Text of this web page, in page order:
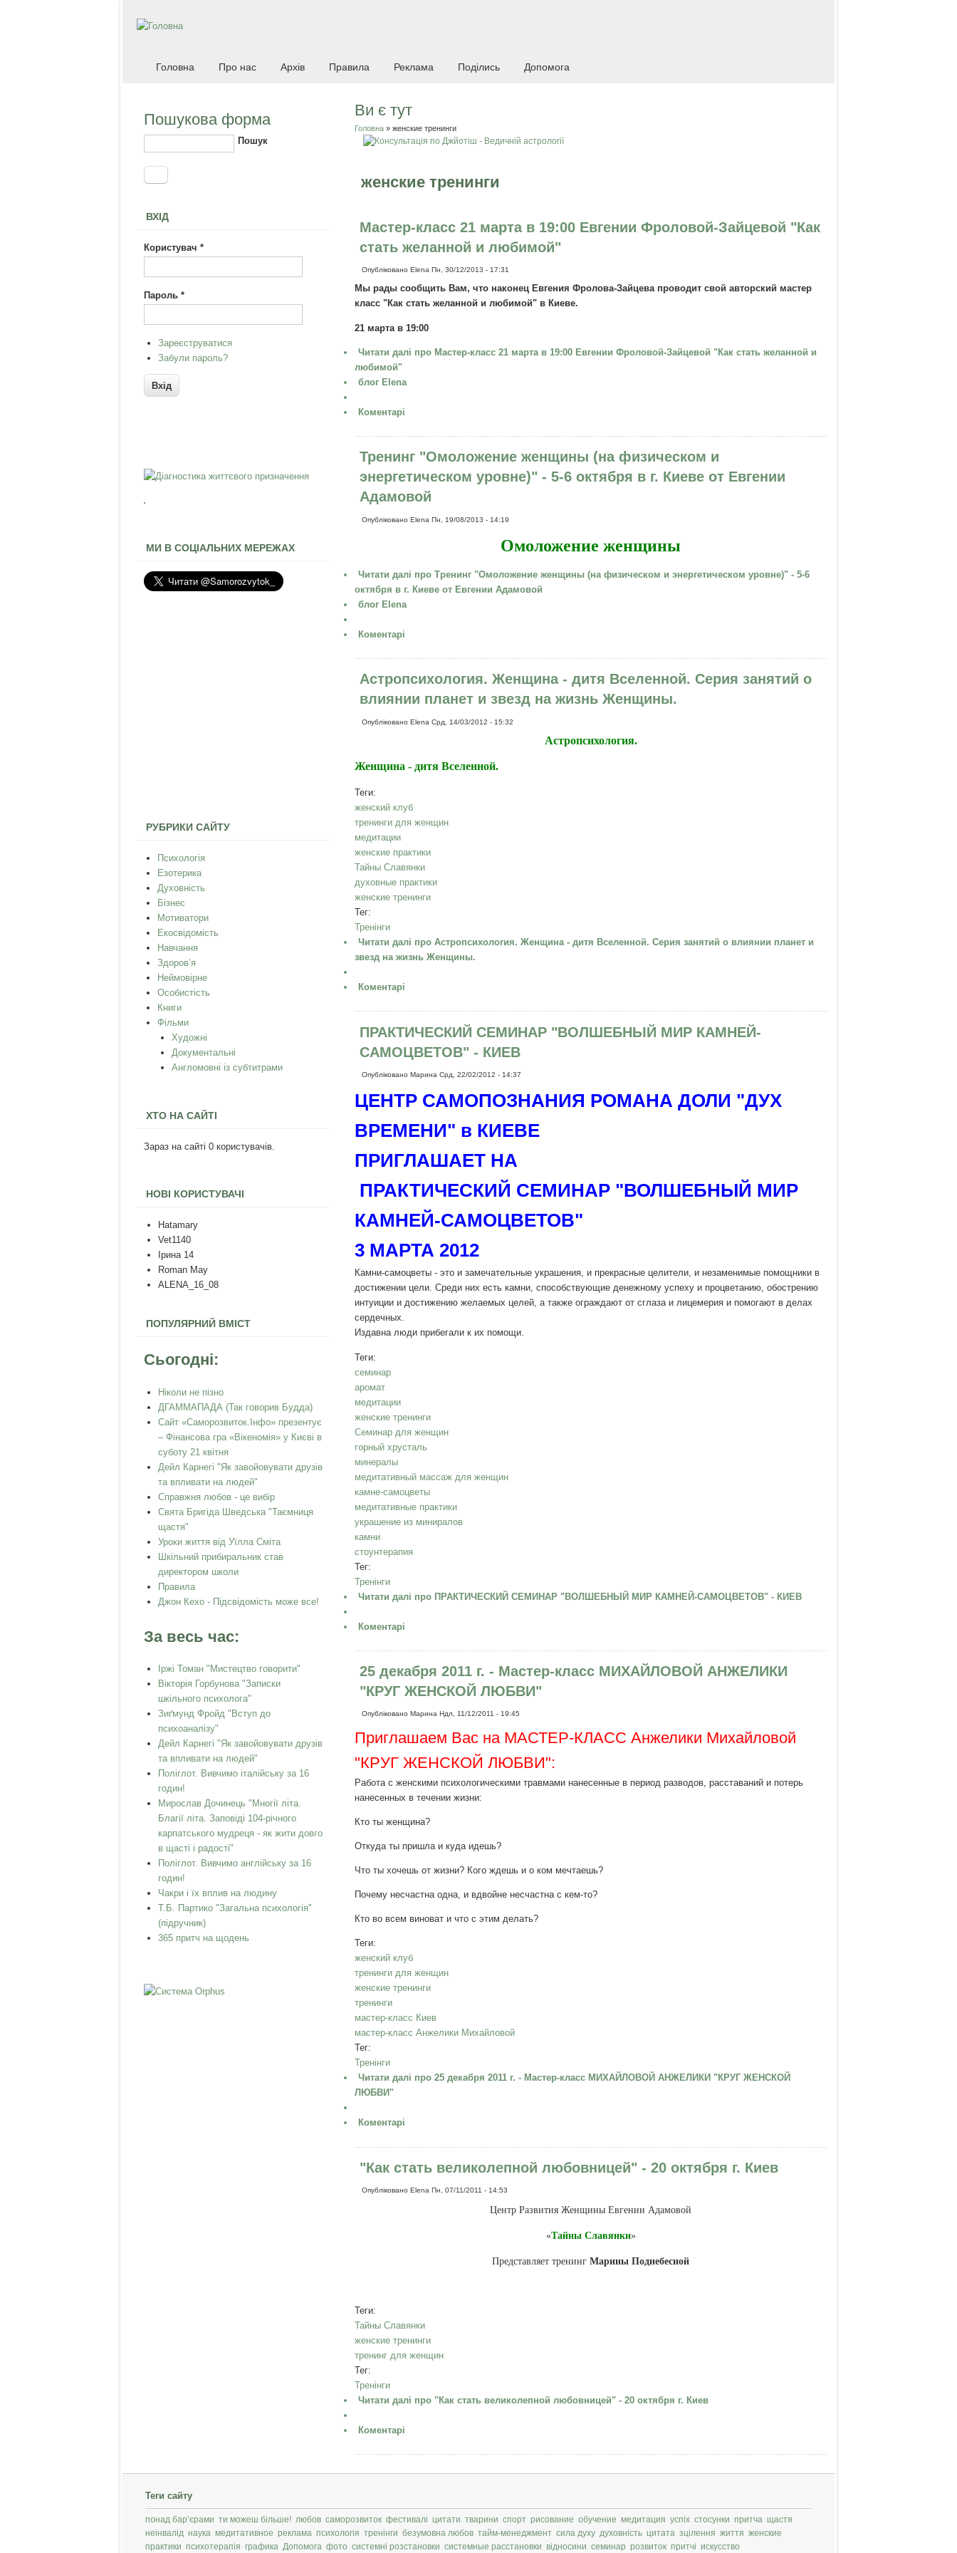
Головна Про нас Архів Правила Реклама Поділись Допомога
Ви є тут
Головна» женские тренинги
женские тренинги
Мастер-класс 21 марта в 19:00 Евгении Фроловой-Зайцевой "Как
стать желанной и любимой"
ОпублікованоElena Пн, 30/12/2013 - 17:31
Мы рады сообщить Вам, что наконец Евгения Фролова-Зайцева проводит свой авторский мастер
класс "Как стать желанной и любимой" в Киеве.
21 марта в 19:00
Читати далі про Мастер-класс 21 марта в 19:00 Евгении Фроловой-Зайцевой "Как стать желанной и
любимой"
блог Elena
Коментарі
Тренинг "Омоложение женщины (на физическом и
энергетическом уровне)" - 5-6 октября в г. Киеве от Евгении
Адамовой
ОпублікованоElena Пн, 19/08/2013 - 14:19
Омоложение женщины
Читати далі про Тренинг "Омоложение женщины (на физическом и энергетическом уровне)" - 5-6
октября в г. Киеве от Евгении Адамовой
блог Elena
Коментарі
Астропсихология. Женщина - дитя Вселенной. Серия занятий о
влиянии планет и звезд на жизнь Женщины.
ОпублікованоElena Срд, 14/03/2012 - 15:32
Астропсихология.
Женщина - дитя Вселенной.
Теги:
женский клуб
тренинги для женщин
медитации
женские практики
Тайны Славянки
духовные практики
женские тренинги
Тег:
Тренінги
Читати далі про Астропсихология. Женщина - дитя Вселенной. Серия занятий о влиянии планет и
звезд на жизнь Женщины.
Коментарі
ПРАКТИЧЕСКИЙ СЕМИНАР "ВОЛШЕБНЫЙ МИР КАМНЕЙ-
САМОЦВЕТОВ" - КИЕВ
ОпублікованоМарина Срд, 22/02/2012 - 14:37
ЦЕНТР САМОПОЗНАНИЯ РОМАНА ДОЛИ "ДУХ
ВРЕМЕНИ" в КИЕВЕ
ПРИГЛАШАЕТ НА
ПРАКТИЧЕСКИЙ СЕМИНАР "ВОЛШЕБНЫЙ МИР
КАМНЕЙ-САМОЦВЕТОВ"
3 МАРТА 2012
Камни-самоцветы - это и замечательные украшения, и прекрасные целители, и незаменимые помощники в
достижении цели. Среди них есть камни, способствующие денежному успеху и процветанию, обострению
интуиции и достижению желаемых целей, а также ограждают от сглаза и лицемерия и помогают в делах
сердечных.
Издавна люди прибегали к их помощи.
Теги:
семинар
аромат
медитации
женские тренинги
Семинар для женщин
горный хрусталь
минералы
медитативный массаж для женщин
камне-самоцветы
медитативные практики
украшение из миниралов
камни
стоунтерапия
Тег:
Тренінги
Читати далі про ПРАКТИЧЕСКИЙ СЕМИНАР "ВОЛШЕБНЫЙ МИР КАМНЕЙ-САМОЦВЕТОВ" - КИЕВ
Коментарі
25 декабря 2011 г. - Мастер-класс МИХАЙЛОВОЙ АНЖЕЛИКИ
"КРУГ ЖЕНСКОЙ ЛЮБВИ"
Опубліковано Марина Ндл, 11/12/2011 - 19:45
Приглашаем Вас на МАСТЕР-КЛАСС Анжелики Михайловой
"КРУГ ЖЕНСКОЙ ЛЮБВИ":
Работа с женскими психологическими травмами нанесенные в период разводов, расставаний и потерь
нанесенных в течении жизни:
Кто ты женщина?
Откуда ты пришла и куда идешь?
Что ты хочешь от жизни? Кого ждешь и о ком мечтаешь?
Почему несчастна одна, и вдвойне несчастна с кем-то?
Кто во всем виноват и что с этим делать?
Теги:
женский клуб
тренинги для женщин
женские тренинги
тренинги
мастер-класс Киев
мастер-класс Анжелики Михайловой
Тег:
Тренінги
Читати далі про 25 декабря 2011 г. - Мастер-класс МИХАЙЛОВОЙ АНЖЕЛИКИ "КРУГ ЖЕНСКОЙ
ЛЮБВИ"
Коментарі
"Как стать великолепной любовницей" - 20 октября г. Киев
ОпублікованоElena Пн, 07/11/2011 - 14:53
Центр Развития Женщины Евгении Адамовой
«Тайны Славянки»
Представляет тренингМарины Поднебесной
Теги:
Тайны Славянки
женские тренинги
тренинг для женщин
Тег:
Тренінги
Читати далі про "Как стать великолепной любовницей" - 20 октября г. Киев
Коментарі
Пошукова форма
Пошук
ВХІД
Користувач *
Пароль *
Зареєструватися
Забули пароль?
МИ В СОЦІАЛЬНИХ МЕРЕЖАХ
РУБРИКИ САЙТУ
Психологія
Езотерика
Духовність
Бізнес
Мотиватори
Екосвідомість
Навчання
Здоров’я
Неймовірне
Особистість
Книги
Фільми
Художні
Документальні
Англомовні із субтитрами
ХТО НА САЙТІ
Зараз на сайті 0 користувачів.
НОВІ КОРИСТУВАЧІ
Hatamary
Vet1140
Ірина 14
Roman May
ALENA_16_08
ПОПУЛЯРНИЙ ВМІСТ
Сьогодні:
Ніколи не пізно
ДГАММАПАДА (Так говорив Будда)
Сайт «Саморозвиток.Інфо» презентує
– Фінансова гра «Вікеномія» у Києві в
суботу 21 квітня
Дейл Карнегі "Як завойовувати друзів
та впливати на людей"
Справжня любов - це вибір
Свята Бригіда Шведська "Таємниця
щастя"
Уроки життя від Уїлла Сміта
Шкільний прибиральник став
директором школи
Правила
Джон Кехо - Підсвідомість може все!
За весь час:
Іржі Томан "Мистецтво говорити"
Вікторія Горбунова "Записки
шкільного психолога"
Зиґмунд Фройд "Вступ до
психоаналізу"
Дейл Карнегі "Як завойовувати друзів
та впливати на людей"
Поліглот. Вивчимо італійську за 16
годин!
Мирослав Дочинець "Многії літа.
Благії літа. Заповіді 104-річного
карпатського мудреця - як жити довго
в щасті і радості"
Поліглот. Вивчимо англійську за 16
годин!
Чакри і їх вплив на людину
Т.Б. Партико "Загальна психологія"
(підручник)
365 притч на щодень
Теги сайту
понад бар’єрами ти можеш більше! любов саморозвиток фестивалі цитати тварини спорт рисование обучение медитация успіх стосунки притча щастя
неінвалід наука медитативное реклама психологія тренінги безумовна любов тайм-менеджмент сила духу духовність цитата зцілення життя женские
практики психотерапія графика Допомога фото системні розстановки системные расстановки відносини семинар розвиток притчі искусство